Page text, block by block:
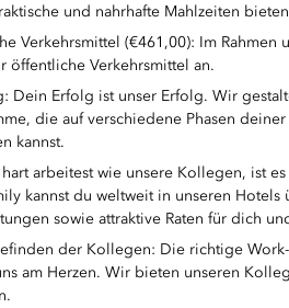
und nahrhafte Mahlzeiten
Verkehrsmittel (€461,00): Im
öffentliche Verkehrsmittel an.
Dein Erfolg ist unser Erfolg. Wir
die auf verschiedene Phasen
kannst.
arbeitest wie unsere Kollegen, ist
kannst du weltweit in unseren Hotels
sowie attraktive Raten für dich
der Kollegen: Die richtige
am Herzen. Wir bieten unseren